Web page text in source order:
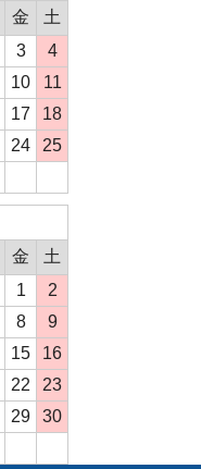
金
土
3
4
10
11
17
18
24
25
金
土
1
2
8
9
15
16
22
23
29
30